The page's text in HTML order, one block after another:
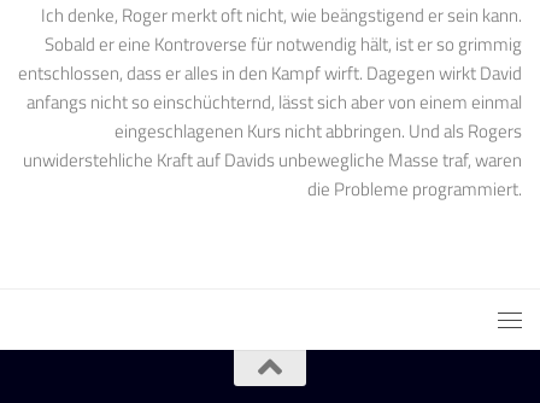
Ich denke, Roger merkt oft nicht, wie beängstigend er sein kann.
Sobald er eine Kontroverse für notwendig hält, ist er so grimmig
entschlossen, dass er alles in den Kampf wirft. Dagegen wirkt David
anfangs nicht so einschüchternd, lässt sich aber von einem einmal
eingeschlagenen Kurs nicht abbringen. Und als Rogers
unwiderstehliche Kraft auf Davids unbewegliche Masse traf, waren
die Probleme programmiert.